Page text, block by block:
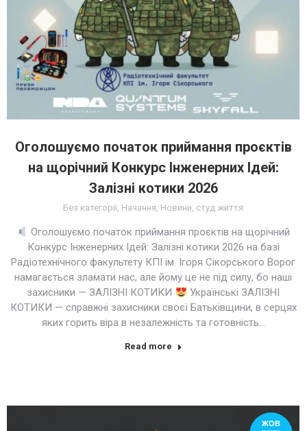
Оголошуємо початок приймання проєктів
на щорічний Конкурс Інженерних Ідей:
Залізні котики 2026
Без категорії, Начання, Новини, студ життя
Оголошуємо початок приймання проєктів на щорічний
Конкурс Інженерних Ідей: Залізні котики 2026 на базі
Радіотехнічного факультету КПІ ім. Ігоря Сікорського Ворог
намагається зламати нас, але йому це не під силу, бо наші
захисники — ЗАЛІЗНІ КОТИКИ
Українські ЗАЛІЗНІ
КОТИКИ — справжні захисники своєї Батьківщини, в серцях
яких горить віра в незалежність та готовність…
Read more
ЖОВ